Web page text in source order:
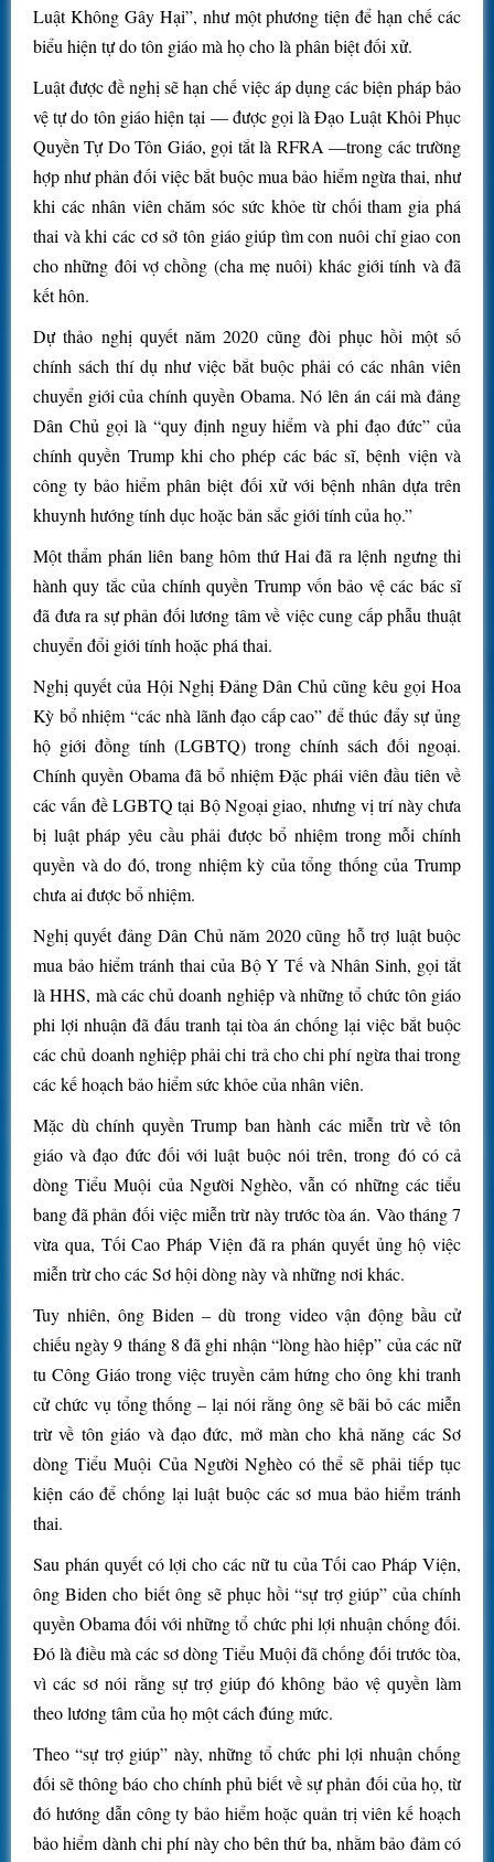
Luật Không Gây Hại”, như một phương tiện để hạn chế các
biểu hiện tự do tôn giáo mà họ cho là phân biệt đối xử.
Luật được đề nghị sẽ hạn chế việc áp dụng các biện pháp bảo
vệ tự do tôn giáo hiện tại — được gọi là Đạo Luật Khôi Phục
Quyền Tự Do Tôn Giáo, gọi tắt là RFRA —trong các trường
hợp như phản đối việc bắt buộc mua bảo hiểm ngừa thai, như
khi các nhân viên chăm sóc sức khỏe từ chối tham gia phá
thai và khi các cơ sở tôn giáo giúp tìm con nuôi chỉ giao con
cho những đôi vợ chồng (cha mẹ nuôi) khác giới tính và đã
kết hôn.
Dự thảo nghị quyết năm 2020 cũng đòi phục hồi một số
chính sách thí dụ như việc bắt buộc phải có các nhân viên
chuyển giới của chính quyền Obama. Nó lên án cái mà đảng
Dân Chủ gọi là “quy định nguy hiểm và phi đạo đức” của
chính quyền Trump khi cho phép các bác sĩ, bệnh viện và
công ty bảo hiểm phân biệt đối xử với bệnh nhân dựa trên
khuynh hướng tính dục hoặc bản sắc giới tính của họ.”
Một thẩm phán liên bang hôm thứ Hai đã ra lệnh ngưng thi
hành quy tắc của chính quyền Trump vốn bảo vệ các bác sĩ
đã đưa ra sự phản đối lương tâm về việc cung cấp phẫu thuật
chuyển đổi giới tính hoặc phá thai.
Nghị quyết của Hội Nghị Đảng Dân Chủ cũng kêu gọi Hoa
Kỳ bổ nhiệm “các nhà lãnh đạo cấp cao” để thúc đẩy sự ủng
hộ giới đồng tính (LGBTQ) trong chính sách đối ngoại.
Chính quyền Obama đã bổ nhiệm Đặc phái viên đầu tiên về
các vấn đề LGBTQ tại Bộ Ngoại giao, nhưng vị trí này chưa
bị luật pháp yêu cầu phải được bổ nhiệm trong mỗi chính
quyền và do đó, trong nhiệm kỳ của tổng thống của Trump
chưa ai được bổ nhiệm.
Nghị quyết đảng Dân Chủ năm 2020 cũng hỗ trợ luật buộc
mua bảo hiểm tránh thai của Bộ Y Tế và Nhân Sinh, gọi tắt
là HHS, mà các chủ doanh nghiệp và những tổ chức tôn giáo
phi lợi nhuận đã đấu tranh tại tòa án chống lại việc bắt buộc
các chủ doanh nghiệp phải chi trả cho chi phí ngừa thai trong
các kế hoạch bảo hiểm sức khỏe của nhân viên.
Mặc dù chính quyền Trump ban hành các miễn trừ về tôn
giáo và đạo đức đối với luật buộc nói trên, trong đó có cả
dòng Tiểu Muội của Người Nghèo, vẫn có những các tiểu
bang đã phản đối việc miễn trừ này trước tòa án. Vào tháng 7
vừa qua, Tối Cao Pháp Viện đã ra phán quyết ủng hộ việc
miễn trừ cho các Sơ hội dòng này và những nơi khác.
Tuy nhiên, ông Biden – dù trong video vận động bầu cử
chiếu ngày 9 tháng 8 đã ghi nhận “lòng hào hiệp” của các nữ
tu Công Giáo trong việc truyền cảm hứng cho ông khi tranh
cử chức vụ tổng thống – lại nói rằng ông sẽ bãi bỏ các miễn
trừ về tôn giáo và đạo đức, mở màn cho khả năng các Sơ
dòng Tiểu Muội Của Người Nghèo có thể sẽ phải tiếp tục
kiện cáo để chống lại luật buộc các sơ mua bảo hiểm tránh
thai.
Sau phán quyết có lợi cho các nữ tu của Tối cao Pháp Viện,
ông Biden cho biết ông sẽ phục hồi “sự trợ giúp” của chính
quyền Obama đối với những tổ chức phi lợi nhuận chống đối.
Đó là điều mà các sơ dòng Tiểu Muội đã chống đối trước tòa,
vì các sơ nói rằng sự trợ giúp đó không bảo vệ quyền làm
theo lương tâm của họ một cách đúng mức.
Theo “sự trợ giúp” này, những tổ chức phi lợi nhuận chống
đối sẽ thông báo cho chính phủ biết về sự phản đối của họ, từ
đó hướng dẫn công ty bảo hiểm hoặc quản trị viên kế hoạch
bảo hiểm dành chi phí này cho bên thứ ba, nhằm bảo đảm có